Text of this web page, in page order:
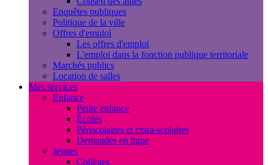
Enquêtes publiques
Politique de la ville
Offres d'emploi
Les offres d'emploi
L'emploi dans la fonction publique territoriale
Marchés publics
Location de salles
Mes services
Enfance
Petite enfance
Écoles
Périscolaires et extra-scolaires
Demandes en ligne
Jeunes
Collèges